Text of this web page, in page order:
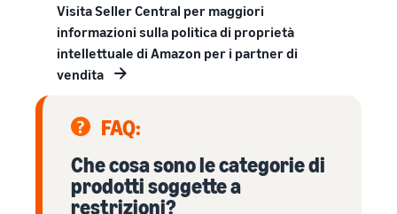
Visita Seller Central per maggiori
informazioni sulla politica di proprietà
intellettuale di Amazon per i partner di
vendita
FAQ:
Che cosa sono le categorie di
prodotti soggette a
restrizioni?